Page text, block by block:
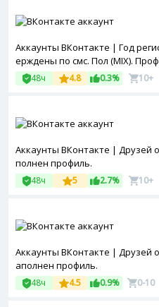
Аккаунты ВКонтакте | Год
ерждены по смс. Пол (MIX).
48ч 4.8 0.3% 10+
Аккаунты ВКонтакте | Друзей
полнен профиль.
48ч 5 2.7% 10+
Аккаунты ВКонтакте | Друзей
аполнен профиль.
48ч 4.5 0.9% 0-10